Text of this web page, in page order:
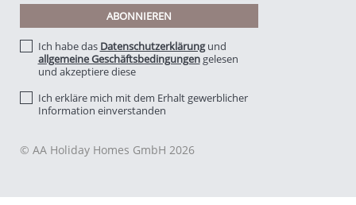
Ich habe das Datenschutzerklärungund
allgemeine Geschäftsbedingungengelesen
und akzeptiere diese
Ich erkläre mich mit dem Erhalt gewerblicher
Information einverstanden
© AA Holiday Homes GmbH 2026